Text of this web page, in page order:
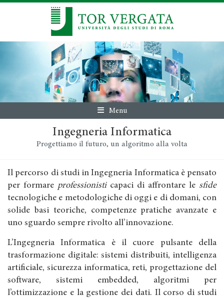
Menu
Ingegneria Informatica
Progettiamo il futuro, un algoritmo alla volta
Il percorso di studi in Ingegneria Informatica è pensato
per formare professionisticapaci di affrontare le sfide
tecnologiche e metodologiche di oggi e di domani, con
solide basi teoriche, competenze pratiche avanzate e
uno sguardo sempre rivolto all’innovazione.
L’Ingegneria Informatica è il cuore pulsante della
trasformazione digitale: sistemi distribuiti, intelligenza
artificiale, sicurezza informatica, reti, progettazione del
software, sistemi embedded, algoritmi per
l’ottimizzazione e la gestione dei dati. Il corso di studi